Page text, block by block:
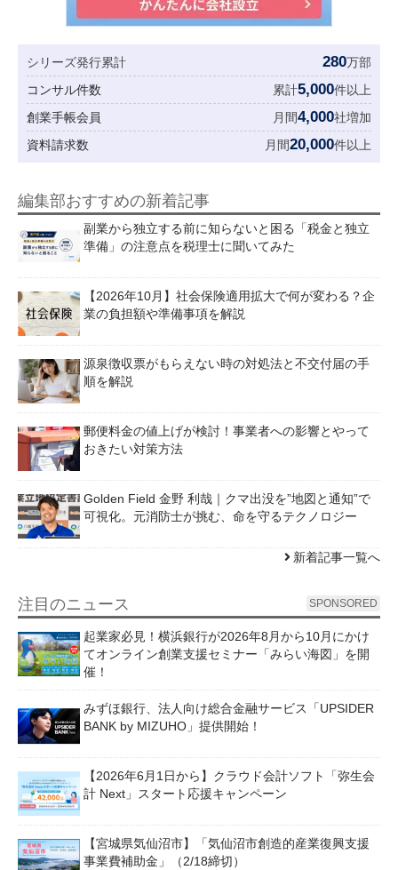
シリーズ発行累計 280万部
コンサル件数
累計5,000件以上
創業手帳会員
月間4,000社増加
資料請求数
月間20,000件以上
編集部おすすめの新着記事
副業から独立する前に知らないと困る「税金と独立
準備」の注意点を税理士に聞いてみた
【2026年10月】社会保険適用拡大で何が変わる？企
業の負担額や準備事項を解説
源泉徴収票がもらえない時の対処法と不交付届の手
順を解説
郵便料金の値上げが検討！事業者への影響とやって
おきたい対策方法
Golden Field 金野 利哉｜クマ出没を”地図と通知”で
可視化。元消防士が挑む、命を守るテクノロジー
新着記事一覧へ
注目のニュース SPONSORED
起業家必見！横浜銀行が2026年8月から10月にかけ
てオンライン創業支援セミナー「みらい海図」を開
催！
みずほ銀行、法人向け総合金融サービス「UPSIDER
BANK by MIZUHO」提供開始！
【2026年6月1日から】クラウド会計ソフト「弥生会
計 Next」スタート応援キャンペーン
【宮城県気仙沼市】「気仙沼市創造的産業復興支援
事業費補助金」（2/18締切）